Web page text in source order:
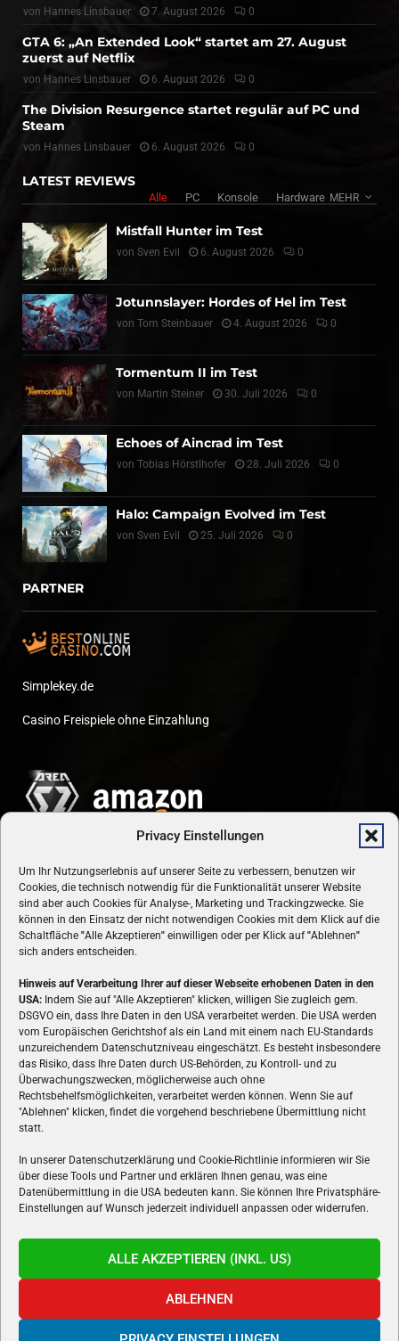
Privacy Einstellungen
Um Ihr Nutzungserlebnis auf unserer Seite zu verbessern, benutzen wir
Cookies, die technisch notwendig für die Funktionalität unserer Website
sind aber auch Cookies für Analyse-, Marketing und Trackingzwecke. Sie
können in den Einsatz der nicht notwendigen Cookies mit dem Klick auf die
Schaltfläche "Alle Akzeptieren" einwilligen oder per Klick auf"Ablehnen"
sich anders entscheiden.
Hinweis auf Verarbeitung Ihrer auf dieser Webseite erhobenen Daten in den
USA: Indem Sie auf "Alle Akzeptieren" klicken, willigen Sie zugleich gem.
DSGVO ein, dass Ihre Daten in den USA verarbeitet werden. Die USA werden
vom Europäischen Gerichtshof als ein Land mit einem nach EU-Standards
unzureichendem Datenschutzniveau eingeschätzt. Es besteht insbesondere
das Risiko, dass Ihre Daten durch US-Behörden, zu Kontroll- und zu
Überwachungszwecken, möglicherweise auch ohne
Rechtsbehelfsmöglichkeiten, verarbeitet werden können. Wenn Sie auf
"Ablehnen" klicken, findet die vorgehend beschriebene Übermittlung nicht
statt.
In unserer Datenschutzerklärung und Cookie-Richtlinie informieren wir Sie
über diese Tools und Partner und erklären Ihnen genau, was eine
Datenübermittlung in die USA bedeuten kann. Sie können Ihre Privatsphäre-
Einstellungen auf Wunsch jederzeit individuell anpassen oder widerrufen.
ALLE AKZEPTIEREN (INKL. US)
ABLEHNEN
von Hannes Linsbauer 7. August 2026 0
GTA 6: „An Extended Look“ startet am 27. August
zuerst auf Netflix
von Hannes Linsbauer 6. August 2026 0
The Division Resurgence startet regulär auf PC und
Steam
von Hannes Linsbauer 6. August 2026 0
LATEST REVIEWS
Alle PC Konsole Hardware MEHR
Mistfall Hunter im Test
von Sven Evil 6. August 2026 0
Jotunnslayer: Hordes of Hel im Test
von Tom Steinbauer 4. August 2026 0
Tormentum II im Test
von Martin Steiner 30. Juli 2026 0
Echoes of Aincrad im Test
von Tobias Hörstlhofer 28. Juli 2026 0
Halo: Campaign Evolved im Test
von Sven Evil 25. Juli 2026 0
PARTNER
Simplekey.de
Casino Freispiele ohne Einzahlung
ÜBER UNS
VON GAMERN, FÜR GAMER! Gamers.at ist das älteste Online-
Spielemagazin Österreichs und bringt täglich aktuelle News,
Reviews und Videos zu PC- und Konsolenspielen, Gaming-
Hardware und aus der Welt des e-Sport's.
FOLGE UNS